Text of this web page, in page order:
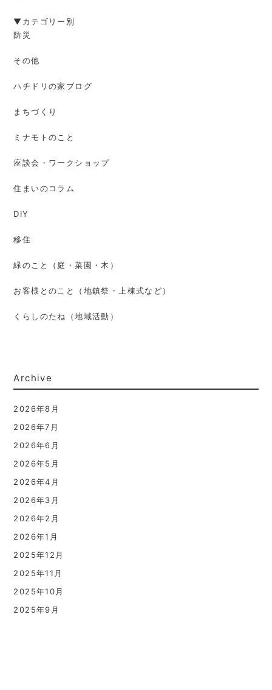
▼カテゴリー別
防災
その他
ハチドリの家ブログ
まちづくり
ミナモトのこと
座談会・ワークショップ
住まいのコラム
DIY
移住
緑のこと（庭・菜園・木）
お客様とのこと（地鎮祭・上棟式など）
くらしのたね（地域活動）
Archive
2026年8月
2026年7月
2026年6月
2026年5月
2026年4月
2026年3月
2026年2月
2026年1月
2025年12月
2025年11月
2025年10月
2025年9月